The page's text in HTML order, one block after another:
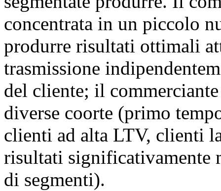
concentrata in un piccolo
produrre risultati ottimali
trasmissione
del cliente; il
diverse coorte (primo
clienti ad alta LTV, clienti
risultati significativamente
di segmenti).